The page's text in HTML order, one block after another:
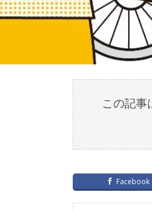
この記事
Facebook